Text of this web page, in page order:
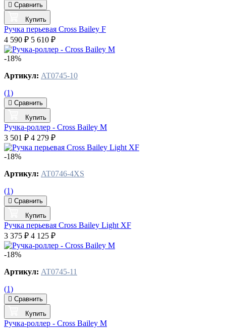
Сравнить
Купить
Ручка перьевая Cross Bailey F
4 590 ₽ 5 610 ₽
-18%
Артикул: AT0745-10
(1)
Сравнить
Купить
Ручка-роллер - Cross Bailey М
3 501 ₽ 4 279 ₽
-18%
Артикул: AT0746-4XS
(1)
Сравнить
Купить
Ручка перьевая Cross Bailey Light XF
3 375 ₽ 4 125 ₽
-18%
Артикул: AT0745-11
(1)
Сравнить
Купить
Ручка-роллер - Cross Bailey М